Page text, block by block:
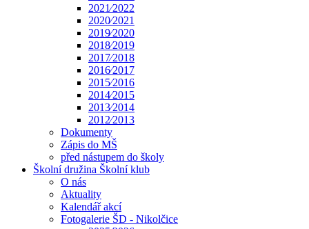
2021⁄2022
2020⁄2021
2019⁄2020
2018⁄2019
2017⁄2018
2016⁄2017
2015⁄2016
2014⁄2015
2013⁄2014
2012⁄2013
Dokumenty
Zápis do MŠ
před nástupem do školy
Školní družina Školní klub
O nás
Aktuality
Kalendář akcí
Fotogalerie ŠD - Nikolčice